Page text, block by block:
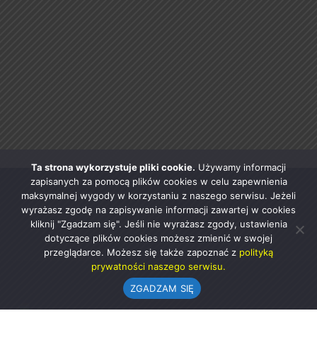
Ta strona wykorzystuje pliki cookie. Używamy informacji
zapisanych za pomocą plików cookies w celu zapewnienia
maksymalnej wygody w korzystaniu z naszego serwisu. Jeżeli
wyrażasz zgodę na zapisywanie informacji zawartej w cookies
kliknij "Zgadzam się". Jeśli nie wyrażasz zgody, ustawienia
dotyczące plików cookies możesz zmienić w swojej
przeglądarce. Możesz się także zapoznać z polityką
prywatności naszego serwisu.
ZGADZAM SIĘ